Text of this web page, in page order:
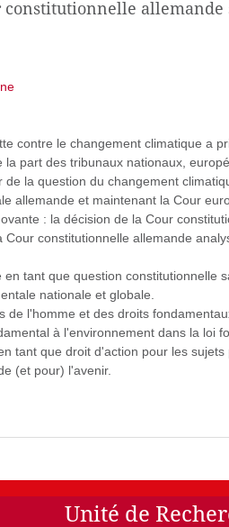
contre le changement climatique a
part des tribunaux nationaux,
la question du changement
allemande et maintenant la Cour
: la décision de la Cour
constitutionnelle allemande
tant que question constitutionnelle
nationale et globale.
l'homme et des droits
à l'environnement dans la loi
tant que droit d'action pour les sujets
(et pour) l'avenir.
Unité de